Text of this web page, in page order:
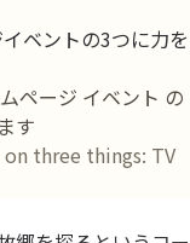
ベントの3つに力を
ページ イベント の
す
three things: TV